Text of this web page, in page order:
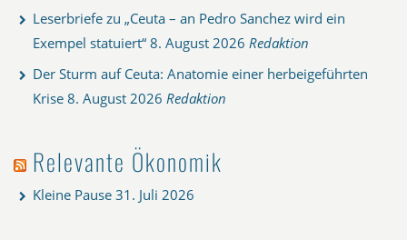
Leserbriefe zu „Ceuta – an Pedro Sanchez wird ein
Exempel statuiert“ 8. August 2026 Redaktion
Der Sturm auf Ceuta: Anatomie einer herbeigeführten
Krise 8. August 2026 Redaktion
Relevante Ökonomik
Kleine Pause 31. Juli 2026